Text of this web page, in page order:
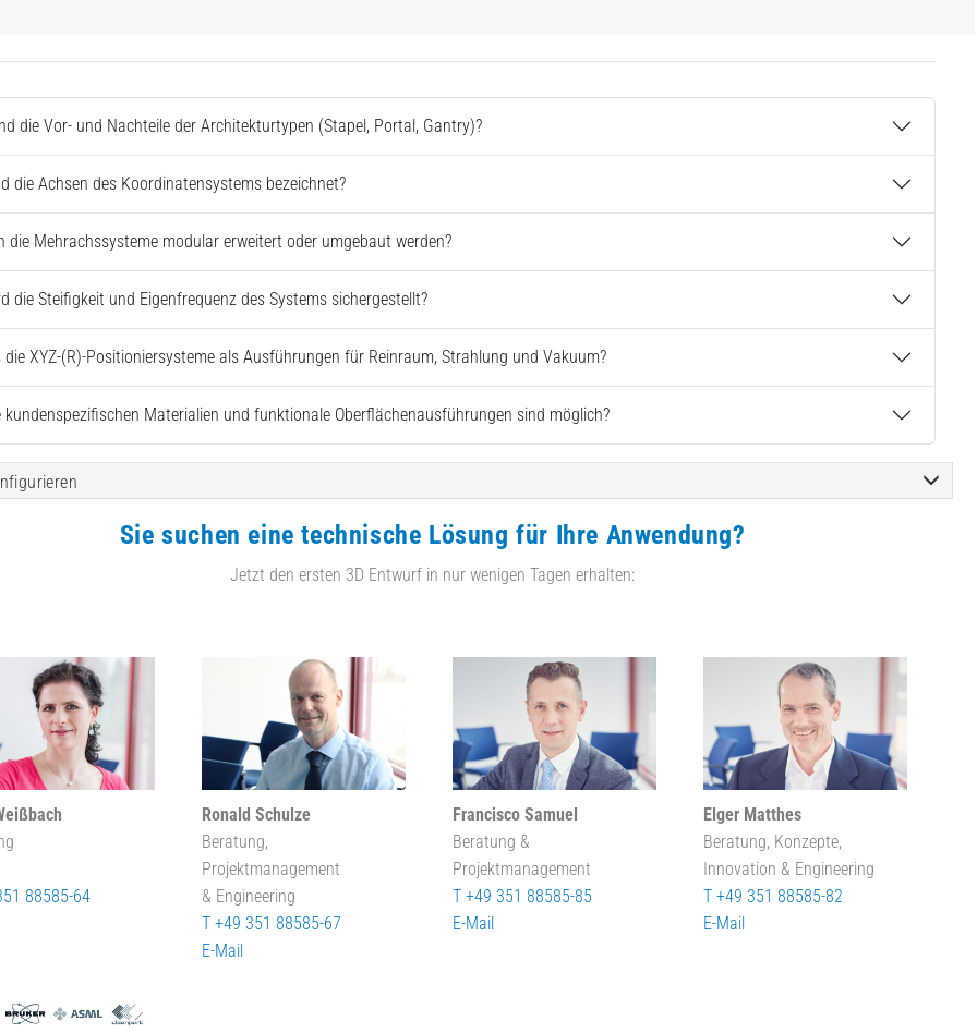
die Vor- und Nachteile der Architekturtypen (Stapel, Portal, Gantry)?
die Achsen des Koordinatensystems bezeichnet?
die Mehrachssysteme modular erweitert oder umgebaut werden?
die Steifigkeit und Eigenfrequenz des Systems sichergestellt?
die XYZ-(R)-Positioniersysteme als Ausführungen für Reinraum, Strahlung und Vakuum?
kundenspezifischen Materialien und funktionale Oberflächenausführungen sind möglich?
Sie suchen eine technische Lösung für Ihre Anwendung?
Jetzt den ersten 3D Entwurf in nur wenigen Tagen erhalten:
88585-64
Ronald Schulze
Beratung,
Projektmanagement
& Engineering
T +49 351 88585-67
E-Mail
Francisco Samuel
Beratung &
Projektmanagement
T +49 351 88585-85
E-Mail
Elger Matthes
Beratung, Konzepte,
Innovation & Engineering
T +49 351 88585-82
E-Mail